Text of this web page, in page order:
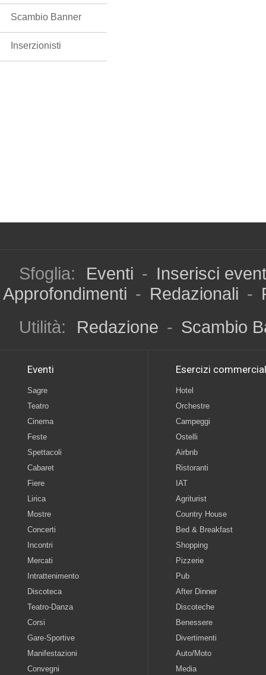
Scambio Banner
Inserzionisti
Sfoglia: Eventi - Inserisci
Approfondimenti - Redazionali -
Utilità:
Redazione - Scambio
Eventi
Sagre
Teatro
Cinema
Feste
Spettacoli
Cabaret
Fiere
Lirica
Mostre
Concerti
Incontri
Mercati
Intrattenimento
Discoteca
Teatro-Danza
Corsi
Gare-Sportive
Manifestazioni
Convegni
Esercizi
Hotel
Orchestre
Campeggi
Ostelli
Airbnb
Ristoranti
IAT
Agriturist
Country House
Bed & Breakfast
Shopping
Pizzerie
Pub
After Dinner
Discoteche
Benessere
Divertimenti
Auto/Moto
Media